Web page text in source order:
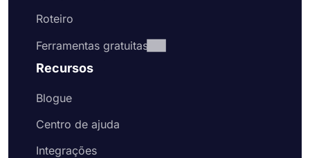
Roteiro
Ferramentas gratuitas
Recursos
Blogue
Centro de ajuda
Integrações